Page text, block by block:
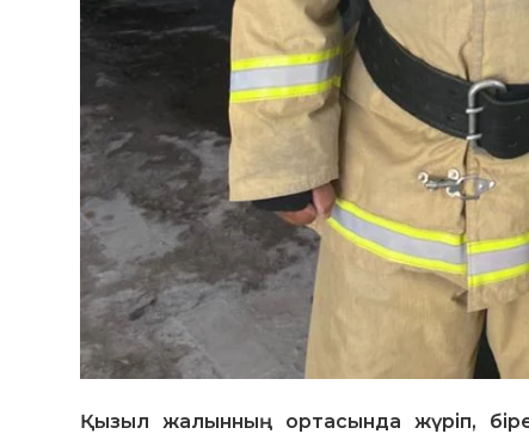
Қызыл жалынның ортасында жүріп,